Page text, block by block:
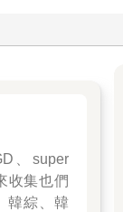
我都知道它們不
依詞性分類整理
、super
收集也們
韓綜、韓